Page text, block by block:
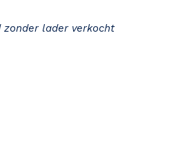
lader verkocht